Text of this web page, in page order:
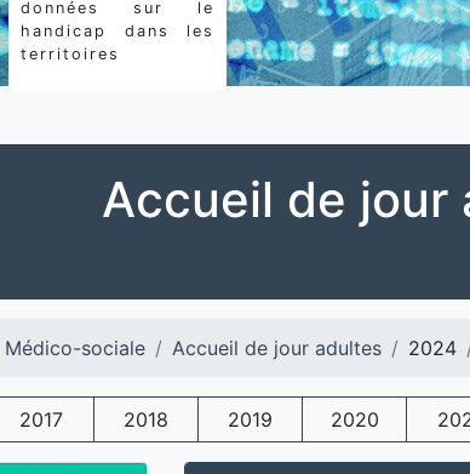
données sur le
handicap dans les
territoires
Accueil de jour
sociale Accueil de jour adultes 2024
2017 2018 2019 2020